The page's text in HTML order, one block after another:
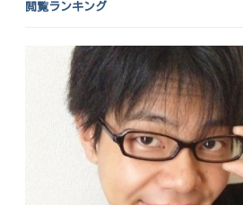
閲覧ランキング